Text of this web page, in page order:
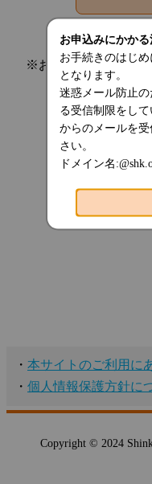
※お手続きを中断す
お申込みにかか
お手続きのはじ
となります。
迷惑メール防止
る受信制限をし
からのメールを
さい。
ドメイン名
・ 本サイトのご利用に
・ 個人情報保護方針に
Copyright © 2024